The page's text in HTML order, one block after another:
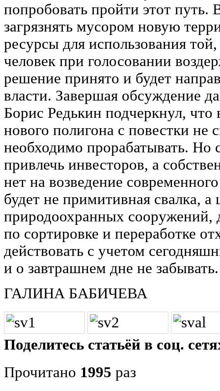
попробовать пройти этот путь.
загрязнять мусором новую
ресурсы для использования
человек при голосовании
решение принято и будет
власти. Завершая обсуждение
Борис Редькин подчеркнул, что
нового полигона с повестки не
необходимо прорабатывать. Но
привлечь инвесторов, а
нет на возведение
будет не примитивная свалка, а
природоохранных сооружений,
по сортировке и переработке
действовать с учетом
и о завтрашнем дне не забывать.
ГАЛИНА БАБИЧЕВА
Поделитесь статьёй в соц.
Прочитано 1995 раз